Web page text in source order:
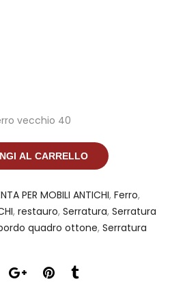
vecchio 40
AL CARRELLO
PER MOBILI ANTICHI, Ferro,
, restauro, Serratura, Serratura
quadro ottone, Serratura